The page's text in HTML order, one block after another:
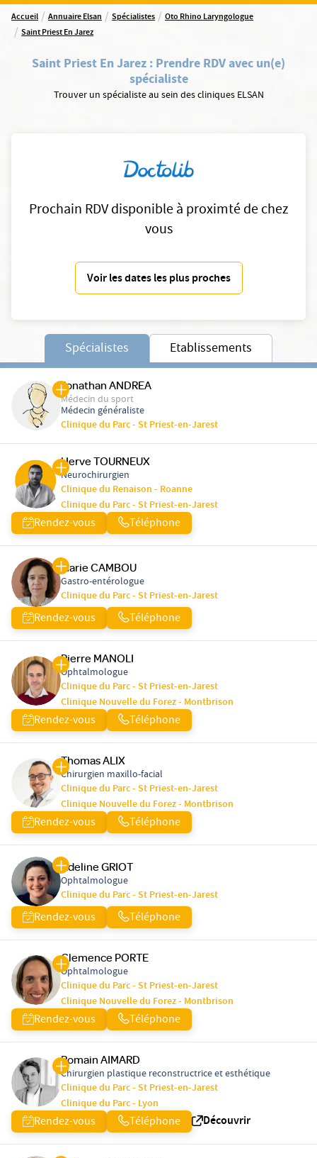
Accueil / Annuaire Elsan / Spécialistes / Oto Rhino Laryngologue
/ Saint Priest En Jarez
Saint Priest En Jarez : Prendre RDV avec un(e)
spécialiste
Trouver un spécialiste au sein des cliniques ELSAN
Prochain RDV disponible à proximté de chez
vous
Voir les dates les plus proches
Spécialistes Etablissements
Jonathan ANDREA
Médecin du sport
Médecin généraliste
Clinique du Parc - St Priest-en-Jarest
Herve TOURNEUX
Neurochirurgien
Clinique du Renaison - Roanne
Clinique du Parc - St Priest-en-Jarest
Rendez-vous Téléphone
Marie CAMBOU
Gastro-entérologue
Clinique du Parc - St Priest-en-Jarest
Rendez-vous Téléphone
Pierre MANOLI
Ophtalmologue
Clinique du Parc - St Priest-en-Jarest
Clinique Nouvelle du Forez - Montbrison
Rendez-vous Téléphone
Thomas ALIX
Chirurgien maxillo-facial
Clinique du Parc - St Priest-en-Jarest
Clinique Nouvelle du Forez - Montbrison
Rendez-vous Téléphone
Adeline GRIOT
Ophtalmologue
Clinique du Parc - St Priest-en-Jarest
Rendez-vous Téléphone
Clemence PORTE
Ophtalmologue
Clinique du Parc - St Priest-en-Jarest
Clinique Nouvelle du Forez - Montbrison
Rendez-vous Téléphone
Romain AIMARD
Chirurgien plastique reconstructrice et esthétique
Clinique du Parc - St Priest-en-Jarest
Clinique du Parc - Lyon
Rendez-vous Téléphone Découvrir